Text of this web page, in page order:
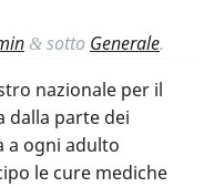
& sotto Generale.
nazionale per il
dalla parte dei
a ogni adulto
le cure mediche